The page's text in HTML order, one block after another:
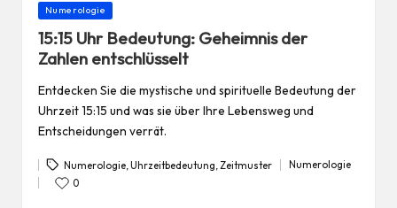
Posted
Numerologie
15:15 Uhr Bedeutung: Geheimnis der
Zahlen entschlüsselt
Entdecken Sie die mystische und spirituelle Bedeutung der
Uhrzeit 15:15 und was sie über Ihre Lebensweg und
Entscheidungen verrät.
Tags:
Numerologie ,Uhrzeitbedeutung Zeitmuster
Posted
Numerologie
0